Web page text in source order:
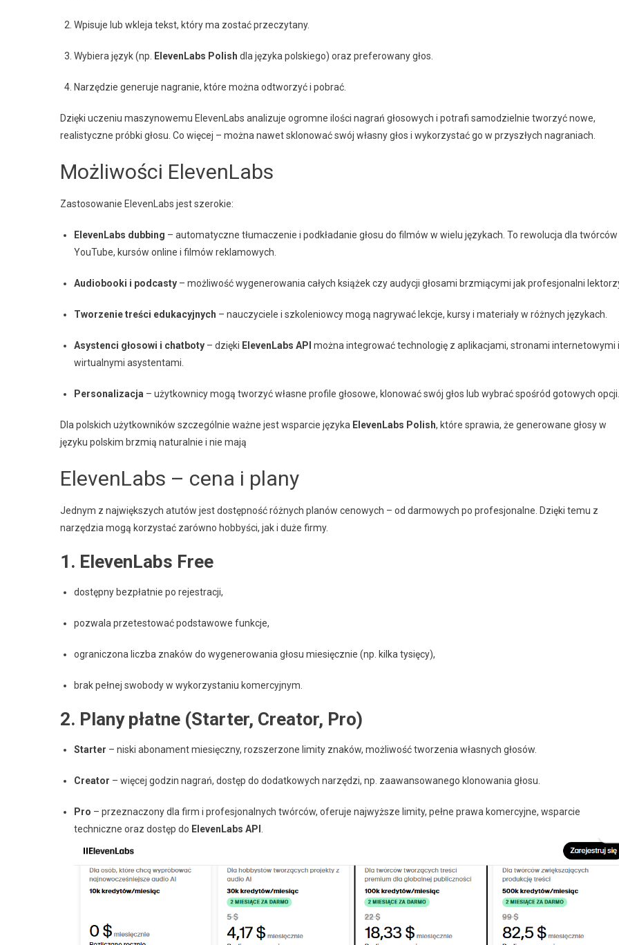
Wpisuje lub wkleja tekst, który ma zostać przeczytany.
Wybiera język (np. ElevenLabs Polish dla języka polskiego) oraz preferowany głos.
Narzędzie generuje nagranie, które można odtworzyć i pobrać.
Dzięki uczeniu maszynowemu ElevenLabs analizuje ogromne ilości nagrań głosowych i potrafi samodzielnie tworzyć nowe,
realistyczne próbki głosu. Co więcej – można nawet sklonować swój własny głos i wykorzystać go w przyszłych nagraniach.
Możliwości ElevenLabs
Zastosowanie ElevenLabs jest szerokie:
ElevenLabs dubbing – automatyczne tłumaczenie i podkładanie głosu do filmów w wielu językach. To rewolucja dla twórców
YouTube, kursów online i filmów reklamowych.
Audiobooki i podcasty – możliwość wygenerowania całych książek czy audycji głosami brzmiącymi jak profesjonalni
Tworzenie treści edukacyjnych – nauczyciele i szkoleniowcy mogą nagrywać lekcje, kursy i materiały w różnych językach.
Asystenci głosowi i chatboty – dzięki ElevenLabs API można integrować technologię z aplikacjami, stronami internetowymi i
wirtualnymi asystentami.
Personalizacja – użytkownicy mogą tworzyć własne profile głosowe, klonować swój głos lub wybrać spośród gotowych opcji.
Dla polskich użytkowników szczególnie ważne jest wsparcie języka ElevenLabs Polish, które sprawia, że generowane głosy w
języku polskim brzmią naturalnie i nie mają
ElevenLabs – cena i plany
Jednym z największych atutów jest dostępność różnych planów cenowych – od darmowych po profesjonalne. Dzięki temu z
narzędzia mogą korzystać zarówno hobbyści, jak i duże firmy.
1. ElevenLabs Free
dostępny bezpłatnie po rejestracji,
pozwala przetestować podstawowe funkcje,
ograniczona liczba znaków do wygenerowania głosu miesięcznie (np. kilka tysięcy),
brak pełnej swobody w wykorzystaniu komercyjnym.
2. Plany płatne (Starter, Creator, Pro)
Starter – niski abonament miesięczny, rozszerzone limity znaków, możliwość tworzenia własnych głosów.
Creator – więcej godzin nagrań, dostęp do dodatkowych narzędzi, np. zaawansowanego klonowania głosu.
Pro – przeznaczony dla firm i profesjonalnych twórców, oferuje najwyższe limity, pełne prawa komercyjne, wsparcie
techniczne oraz dostęp do ElevenLabs API